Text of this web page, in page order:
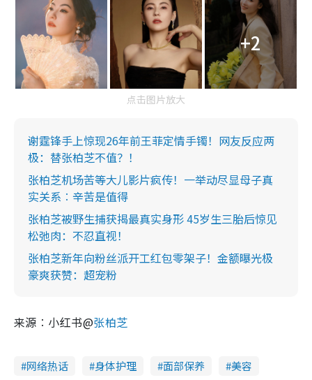
+2
点击图片放大
谢霆锋手上惊现26年前王菲定情手镯！网友反应两
极：替张柏芝不值？！
张柏芝机场苦等大儿影片疯传！一举动尽显母子真
实关系︰辛苦是值得
张柏芝被野生捕获揭最真实身形 45岁生三胎后惊见
松弛肉：不忍直视！
张柏芝新年向粉丝派开工红包零架子！金额曝光极
豪爽获赞：超宠粉
来源︰小红书@张柏芝
网络热话 身体护理 面部保养
美容